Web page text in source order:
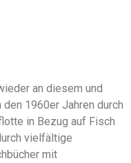
an diesem und
1960er Jahren durch
in Bezug auf Fisch
vielfältige
mit